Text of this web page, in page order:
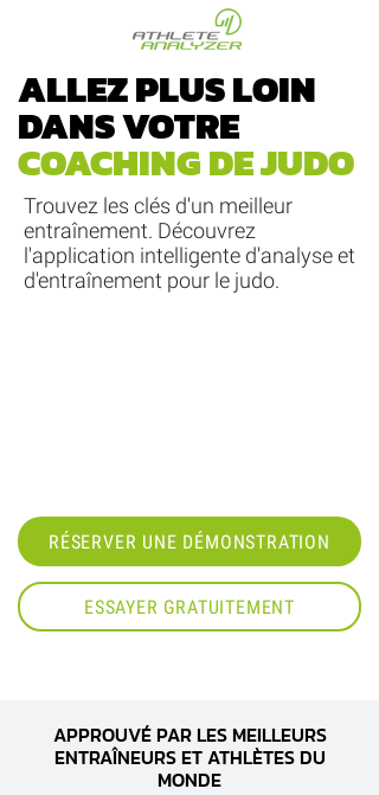
ALLEZ PLUS LOIN
DANS VOTRE
COACHING DE JUDO
Trouvez les clés d'un meilleur
entraînement. Découvrez
l'application intelligente d'analyse et
d'entraînement pour le judo.
RÉSERVER UNE DÉMONSTRATION
ESSAYER GRATUITEMENT
APPROUVÉ PAR LES MEILLEURS
ENTRAÎNEURS ET ATHLÈTES DU
MONDE